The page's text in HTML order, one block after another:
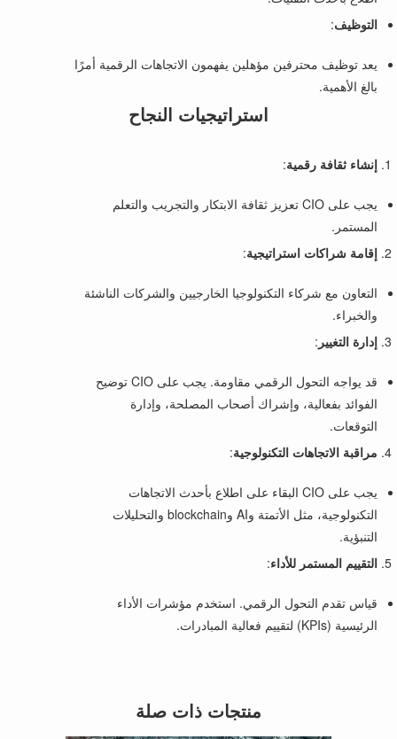
التوظيف:
يعد توظيف محترفين مؤهلين يفهمون الاتجاهات الرقمية أمرًا
بالغ الأهمية.
استراتيجيات النجاح
إنشاء ثقافة رقمية:
يجب على CIO تعزيز ثقافة الابتكار والتجريب والتعلم
المستمر.
إقامة شراكات استراتيجية:
التعاون مع شركاء التكنولوجيا الخارجيين والشركات الناشئة
والخبراء.
إدارة التغيير :
قد يواجه التحول الرقمي مقاومة. يجب على CIO توضيح
الفوائد بفعالية، وإشراك أصحاب المصلحة، وإدارة
التوقعات.
مراقبة الاتجاهات التكنولوجية:
يجب على CIO البقاء على اطلاع بأحدث الاتجاهات
التكنولوجية، مثل الأتمتة وAI وblockchain والتحليلات
التنبؤية.
التقييم المستمر للأداء:
قياس تقدم التحول الرقمي. استخدم مؤشرات الأداء
الرئيسية (KPIs) لتقييم فعالية المبادرات.
منتجات ذات صلة